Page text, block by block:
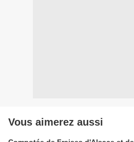
Vous aimerez aussi